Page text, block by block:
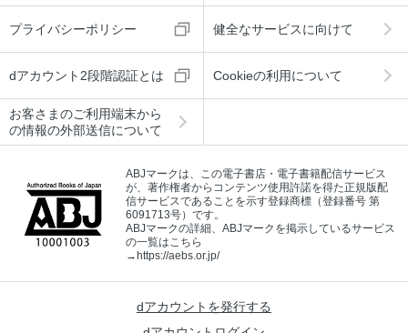
プライバシーポリシー 健全なサービスに向けて
dアカウント2段階認証とは Cookieの利用について
お客さまのご利用端末から
の情報の外部送信について
ABJマークは、この電子書店・電子書籍配信サービス
が、著作権者からコンテンツ使用許諾を得た正規版配
信サービスであることを示す登録商標（登録番号 第
6091713号）です。
ABJマークの詳細、ABJマークを掲示しているサービス
の一覧はこちら
→https://aebs.or.jp/
dアカウントを発行する